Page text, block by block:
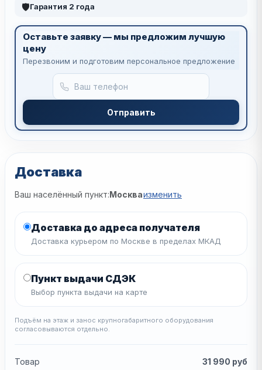
🛡Гарантия 2 года
Оставьте заявку — мы предложим лучшую
цену
Перезвоним и подготовим персональное предложение
Отправить
Доставка
Ваш населённый пункт:Москваизменить
Доставка до адреса получателя
Доставка курьером по Москве в пределах МКАД
Пункт выдачи СДЭК
Выбор пункта выдачи на карте
Подъём на этаж и занос крупногабаритного оборудования
согласовываются отдельно.
Товар 31 990 руб